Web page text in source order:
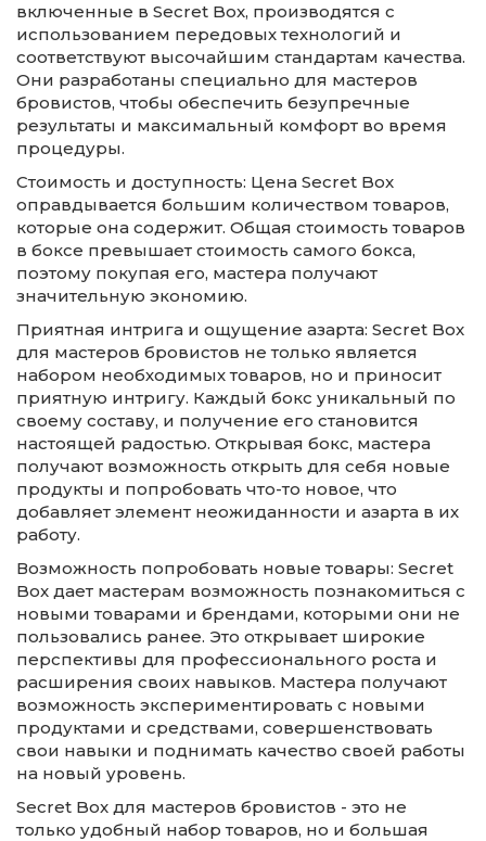
включенные в Secret Box, производятся с
использованием передовых технологий и
соответствуют высочайшим стандартам качества.
Они разработаны специально для мастеров
бровистов, чтобы обеспечить безупречные
результаты и максимальный комфорт во время
процедуры.
Стоимость и доступность: Цена Secret Box
оправдывается большим количеством товаров,
которые она содержит. Общая стоимость товаров
в боксе превышает стоимость самого бокса,
поэтому покупая его, мастера получают
значительную экономию.
Приятная интрига и ощущение азарта: Secret Box
для мастеров бровистов не только является
набором необходимых товаров, но и приносит
приятную интригу. Каждый бокс уникальный по
своему составу, и получение его становится
настоящей радостью. Открывая бокс, мастера
получают возможность открыть для себя новые
продукты и попробовать что-то новое, что
добавляет элемент неожиданности и азарта в их
работу.
Возможность попробовать новые товары: Secret
Box дает мастерам возможность познакомиться с
новыми товарами и брендами, которыми они не
пользовались ранее. Это открывает широкие
перспективы для профессионального роста и
расширения своих навыков. Мастера получают
возможность экспериментировать с новыми
продуктами и средствами, совершенствовать
свои навыки и поднимать качество своей работы
на новый уровень.
Secret Box для мастеров бровистов - это не
только удобный набор товаров, но и большая